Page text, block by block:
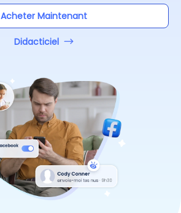
Acheter Maintenant
Didacticiel